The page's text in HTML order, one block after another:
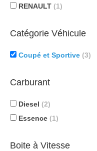
RENAULT (1)
Catégorie Véhicule
Coupé et Sportive (3)
Carburant
Diesel (2)
Essence (1)
Boite à Vitesse